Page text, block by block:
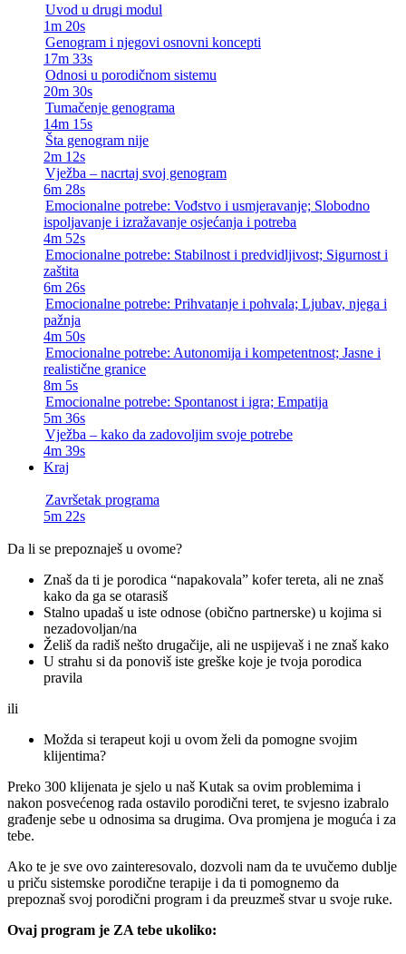
Uvod u drugi modul
1m 20s
Genogram i njegovi osnovni koncepti
17m 33s
Odnosi u porodičnom sistemu
20m 30s
Tumačenje genograma
14m 15s
Šta genogram nije
2m 12s
Vježba – nacrtaj svoj genogram
6m 28s
Emocionalne potrebe: Vođstvo i usmjeravanje; Slobodno
ispoljavanje i izražavanje osjećanja i potreba
4m 52s
Emocionalne potrebe: Stabilnost i predvidljivost; Sigurnost i
zaštita
6m 26s
Emocionalne potrebe: Prihvatanje i pohvala; Ljubav, njega i
pažnja
4m 50s
Emocionalne potrebe: Autonomija i kompetentnost; Jasne i
realistične granice
8m 5s
Emocionalne potrebe: Spontanost i igra; Empatija
5m 36s
Vježba – kako da zadovoljim svoje potrebe
4m 39s
Kraj
Završetak programa
5m 22s
Da li se prepoznaješ u ovome?
Znaš da ti je porodica “napakovala” kofer tereta, ali ne znaš
kako da ga se otarasiš
Stalno upadaš u iste odnose (obično partnerske) u kojima si
nezadovoljan/na
Želiš da radiš nešto drugačije, ali ne uspijevaš i ne znaš kako
U strahu si da ponoviš iste greške koje je tvoja porodica
pravila
ili
Možda si terapeut koji u ovom želi da pomogne svojim
klijentima?
Preko 300 klijenata je sjelo u naš Kutak sa ovim problemima i
nakon posvećenog rada ostavilo porodični teret, te svjesno izabralo
građenje sebe u odnosima sa drugima. Ova promjena je moguća i za
tebe.
Ako te je sve ovo zainteresovalo, dozvoli nam da te uvučemo dublje
u priču sistemske porodične terapije i da ti pomognemo da
prepoznaš svoj porodični program i da preuzmeš stvar u svoje ruke.
Ovaj program je ZA tebe ukoliko: